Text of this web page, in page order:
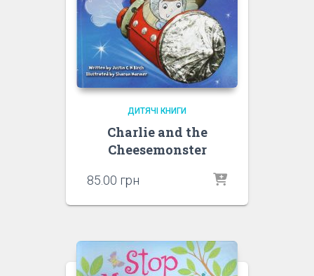
ДИТЯЧІ КНИГИ
Charlie and the
Cheesemonster
85.00 грн